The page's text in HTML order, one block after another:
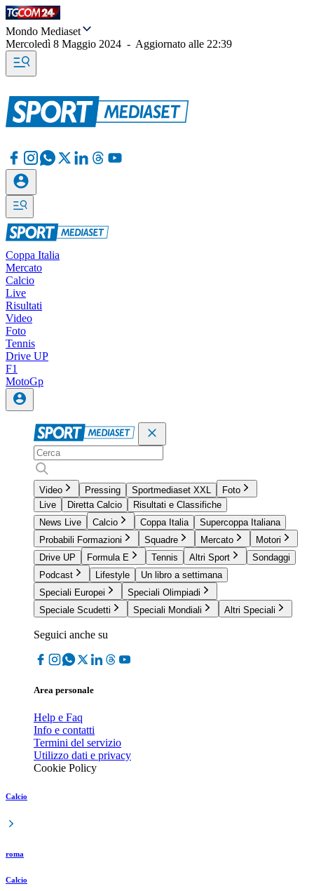
Mondo Mediaset
Mercoledì 8 Maggio 2024 - Aggiornato alle 22:39
Coppa Italia
Mercato
Calcio
Live
Risultati
Video
Foto
Tennis
Drive UP
F1
MotoGp
Video Pressing Sportmediaset XXL
Foto
Live
Diretta Calcio
Risultati e Classifiche
News Live
Calcio Coppa Italia
Supercoppa Italiana
Probabili Formazioni
Squadre Mercato
Motori
Drive UP
Formula E Tennis Altri Sport
Sondaggi
Podcast
Lifestyle
Un libro a settimana
Speciali Europei
Speciali Olimpiadi
Speciale Scudetti
Speciali Mondiali Altri Speciali
Seguici anche su
Area personale
Help e Faq
Info e contatti
Termini del servizio
Utilizzo dati e privacy
Cookie Policy
Calcio
roma
Calcio